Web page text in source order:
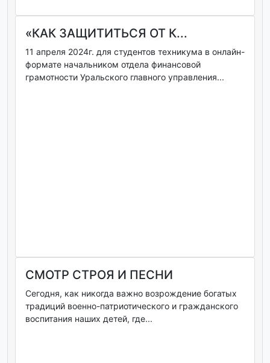
«КАК ЗАЩИТИТЬСЯ ОТ К...
11 апреля 2024г. для студентов техникума в онлайн-
формате начальником отдела финансовой
грамотности Уральского главного управления...
СМОТР СТРОЯ И ПЕСНИ
Сегодня, как никогда важно возрождение богатых
традиций военно-патриотического и гражданского
воспитания наших детей, где...